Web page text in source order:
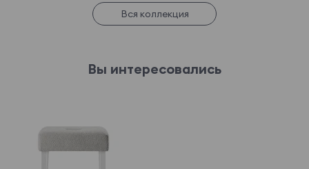
Вся коллекция
Вы интересовались